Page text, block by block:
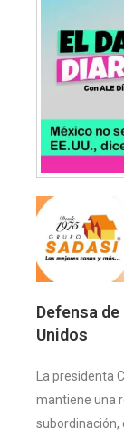
Defensa
Unidos
La presidenta
mantiene una
subordinación,